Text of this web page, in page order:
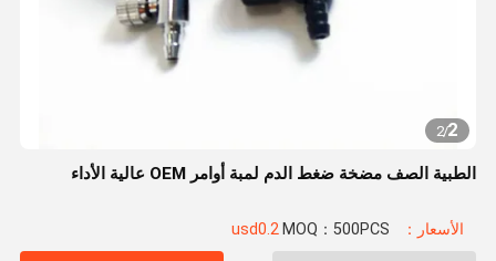
2
/
2
الطبية الصف مضخة ضغط الدم لمبة أوامر OEM عالية الأداء
الأسعار：usd0.2 MOQ：500PCS